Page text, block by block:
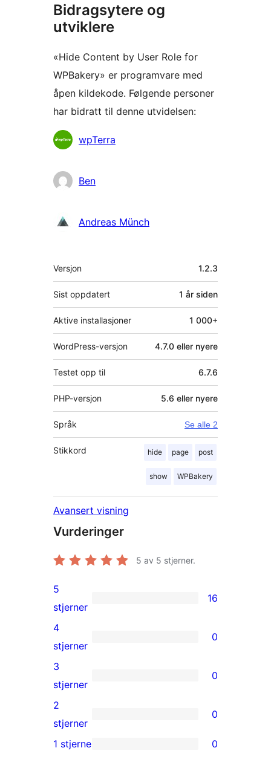
Bidragsytere og
utviklere
«Hide Content by User Role for
WPBakery» er programvare med
åpen kildekode. Følgende personer
har bidratt til denne utvidelsen:
Bidragsytere
wpTerra
Ben
Andreas Münch
Meta
Versjon 1.2.3
Sist oppdatert 1 år siden
Aktive installasjoner 1 000+
WordPress-versjon 4.7.0 eller nyere
Testet opp til 6.7.6
PHP-versjon 5.6 eller nyere
Språk Se alle 2
Stikkord hide page post
show WPBakery
Avansert visning
Vurderinger
5 av 5 stjerner.
16
5-
star
reviews
5
stjerner
16
0
4-
star
reviews
4
stjerner
0
0
3-
star
reviews
3
stjerner
0
0
2-
2
stjerner
0
1 stjerne 0